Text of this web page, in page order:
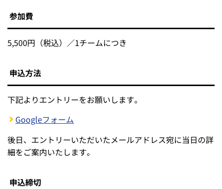
参加費
5,500円（税込）／1チームにつき
申込方法
下記よりエントリーをお願いします。
Googleフォーム
後日、エントリーいただいたメールアドレス宛に当日の詳
細をご案内いたします。
申込締切